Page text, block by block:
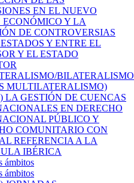
EN EL NUEVO
ECONÓMICO Y LA
DE CONTROVERSIAS
Y ENTRE EL
Y EL ESTADO
BILATERALISMO
MULTILATERALISMO)
LA GESTIÓN DE CUENCAS
EN DERECHO
PÚBLICO Y
COMUNITARIO CON
REFERENCIA A LA
IBÉRICA
ámbitos
ámbitos